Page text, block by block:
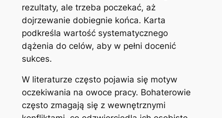
rezultaty, ale trzeba poczekać, aż
dojrzewanie dobiegnie końca. Karta
podkreśla wartość systematycznego
dążenia do celów, aby w pełni docenić
sukces.
W literaturze często pojawia się motyw
oczekiwania na owoce pracy. Bohaterowie
często zmagają się z wewnętrznymi